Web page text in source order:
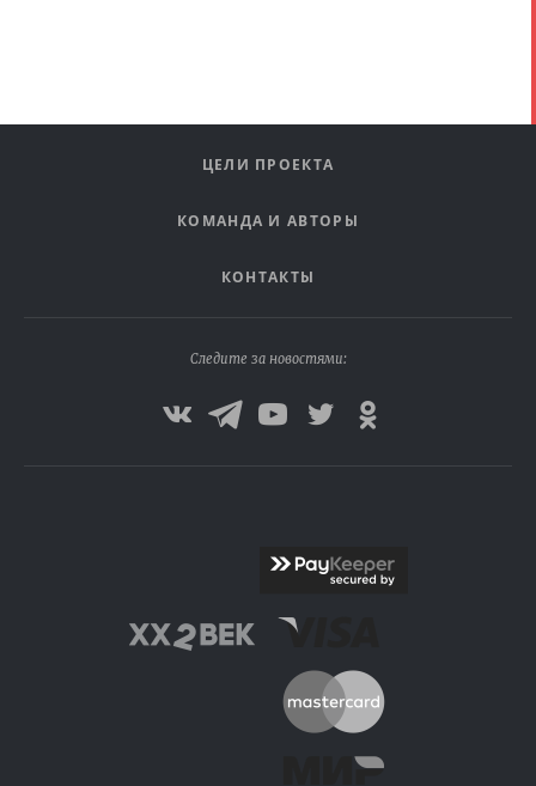
ЦЕЛИ ПРОЕКТА
КОМАНДА И АВТОРЫ
КОНТАКТЫ
Следите за новостями: